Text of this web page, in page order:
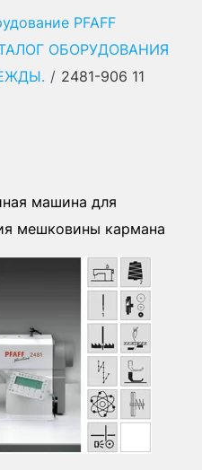
PFAFF
ОБОРУДОВАНИЯ
/ 2481-906 11
машина для
мешковины кармана